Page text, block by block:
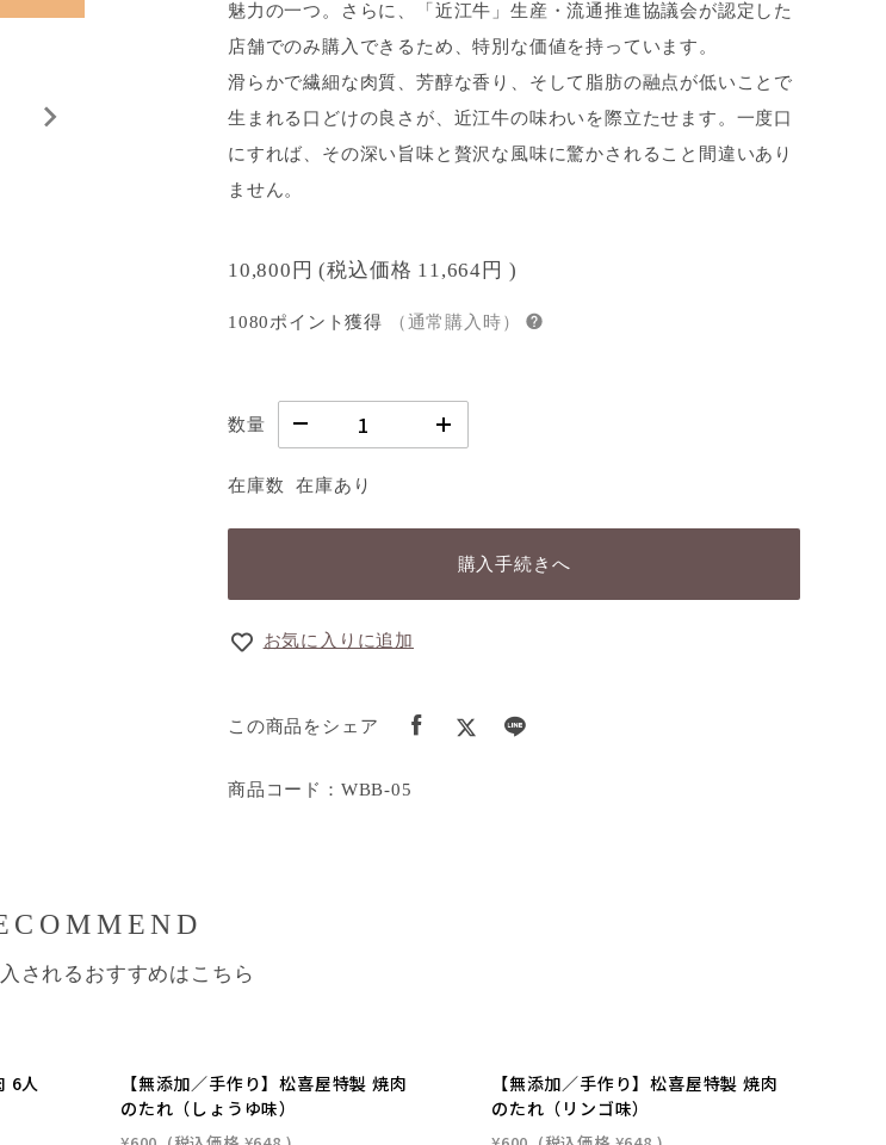
魅力の一つ。さらに、「近江牛」生産・流通推進協議会が認定した
店舗でのみ購入できるため、特別な価値を持っています。
滑らかで繊細な肉質、芳醇な香り、そして脂肪の融点が低いことで
生まれる口どけの良さが、近江牛の味わいを際立たせます。一度口
にすれば、その深い旨味と贅沢な風味に驚かされること間違いあり
ません。
10,800円 (税込価格 11,664円 )
1080ポイント獲得 （通常購入時）
数量
在庫数 在庫あり
購入手続きへ
お気に入りに追加
この商品をシェア
商品コード：WBB-05
されるおすすめはこちら
6人
【無添加／手作り】松喜屋特製 焼肉
のたれ（しょうゆ味）
【無添加／手作り】松喜屋特製 焼肉
のたれ（リンゴ味）